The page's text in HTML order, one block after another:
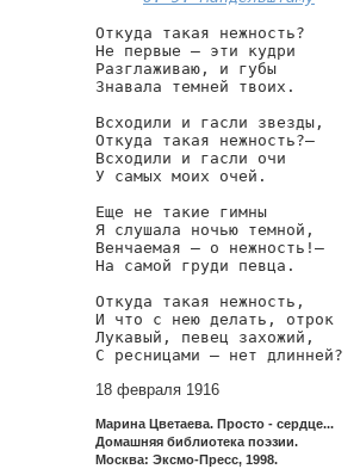
Откуда такая нежность?
Не первые — эти кудри
Разглаживаю, и губы
Знавала темней твоих.
Всходили и гасли звезды,
Откуда такая нежность?—
Всходили и гасли очи
У самых моих очей.
Еще не такие гимны
Я слушала ночью темной,
Венчаемая — о нежность!—
На самой груди певца.
Откуда такая нежность,
И что с нею делать, отрок
Лукавый, певец захожий,
С ресницами — нет длинней?
18 февраля 1916
Марина Цветаева. Просто - сердце...
Домашняя библиотека поэзии.
Москва: Эксмо-Пресс, 1998.